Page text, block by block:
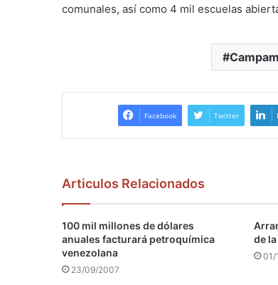
comunales, así como 4 mil escuelas
Facebook Twitter
Articulos Relacionados
100 mil millones de dólares
anuales facturará petroquímica
venezolana
23/09/2007
de
01/